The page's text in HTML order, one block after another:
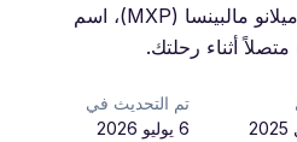
الوصول المجاني في مطار ميلانو مالبينسا (MXP)، اسم
أثناء رحلتك.
تم التحديث في
6 يوليو 2026